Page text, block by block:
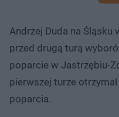
Andrzej Duda na Śląsku
przed drugą turą
poparcie w Jastrzębiu-
pierwszej turze
poparcia.